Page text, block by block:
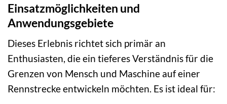
Einsatzmöglichkeiten und
Anwendungsgebiete
Dieses Erlebnis richtet sich primär an
Enthusiasten, die ein tieferes Verständnis für die
Grenzen von Mensch und Maschine auf einer
Rennstrecke entwickeln möchten. Es ist ideal für: